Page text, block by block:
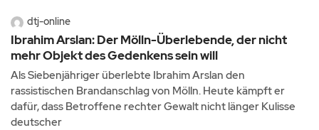
dtj-online
Ibrahim Arslan: Der Mölln-Überlebende, der nicht
mehr Objekt des Gedenkens sein will
Als Siebenjähriger überlebte Ibrahim Arslan den
rassistischen Brandanschlag von Mölln. Heute kämpft er
dafür, dass Betroffene rechter Gewalt nicht länger Kulisse
deutscher